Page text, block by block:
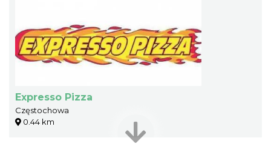
Expresso Pizza
Częstochowa
0.44 km